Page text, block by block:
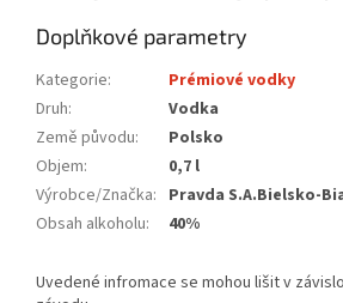
Doplňkové parametry
Kategorie:
Prémiové vodky
Druh:
Vodka
Země původu:
Polsko
Objem:
0,7 l
Výrobce/Značka: Pravda S.A.Bielsko-
Obsah alkoholu: 40%